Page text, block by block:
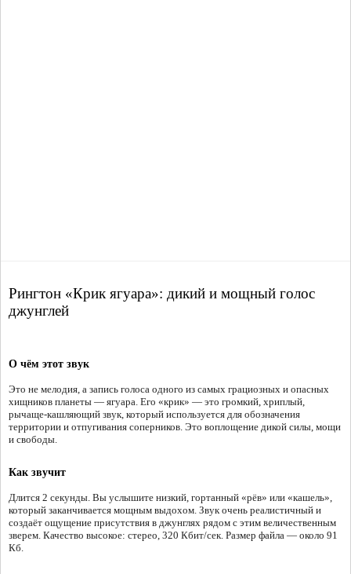
Рингтон «Крик ягуара»: дикий и мощный голос
джунглей
О чём этот звук
Это не мелодия, а запись голоса одного из самых грациозных и опасных
хищников планеты — ягуара. Его «крик» — это громкий, хриплый,
рычаще-кашляющий звук, который используется для обозначения
территории и отпугивания соперников. Это воплощение дикой силы, мощи
и свободы.
Как звучит
Длится 2 секунды. Вы услышите низкий, гортанный «рёв» или «кашель»,
который заканчивается мощным выдохом. Звук очень реалистичный и
создаёт ощущение присутствия в джунглях рядом с этим величественным
зверем. Качество высокое: стерео, 320 Кбит/сек. Размер файла — около 91
Кб.